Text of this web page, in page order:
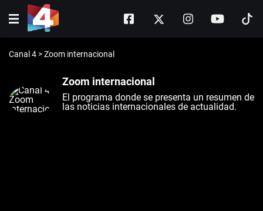
Canal 4 >Zoom internacional
Zoom internacional
El programa donde se presenta un resumen de
las noticias internacionales de actualidad.